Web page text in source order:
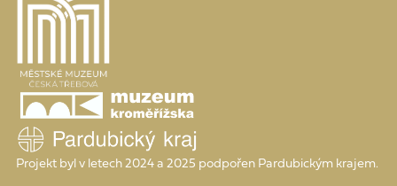
Projekt byl v letech 2024 a 2025 podpořen Pardubickým krajem.